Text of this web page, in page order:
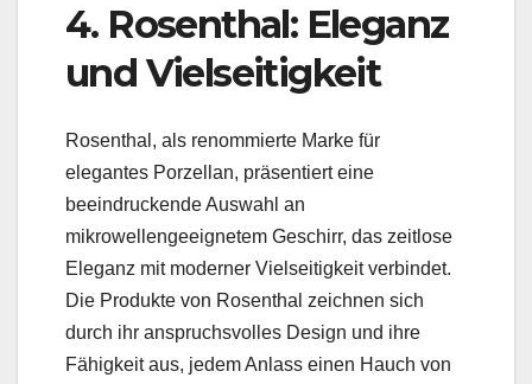
4. Rosenthal: Eleganz
und Vielseitigkeit
Rosenthal, als renommierte Marke für
elegantes Porzellan, präsentiert eine
beeindruckende Auswahl an
mikrowellengeeignetem Geschirr, das zeitlose
Eleganz mit moderner Vielseitigkeit verbindet.
Die Produkte von Rosenthal zeichnen sich
durch ihr anspruchsvolles Design und ihre
Fähigkeit aus, jedem Anlass einen Hauch von